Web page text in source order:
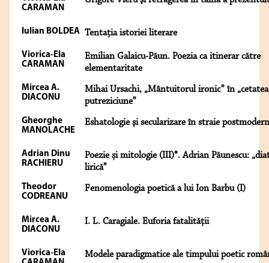
CARAMAN
Iulian BOLDEA Tentaţia istoriei literare
Viorica-Ela
CARAMAN
Emilian Galaicu-Păun. Poezia ca itinerar către
elementaritate
Mircea A.
DIACONU
Mihai Ursachi, „Mântuitorul ironic” în „cetatea
putreziciune”
Gheorghe
MANOLACHE
Eshatologie şi secularizare în straie
Adrian Dinu
RACHIERU
Poezie și mitologie (III)*. Adrian Păunescu:
lirică”
Theodor
CODREANU
Fenomenologia poetică a lui Ion Barbu (I)
Mircea A.
DIACONU
I. L. Caragiale. Euforia fatalităţii
Viorica-Ela
Modele paradigmatice ale timpului poetic